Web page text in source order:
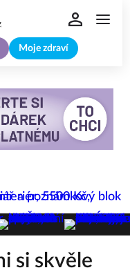
Moje zdraví
si skvěle